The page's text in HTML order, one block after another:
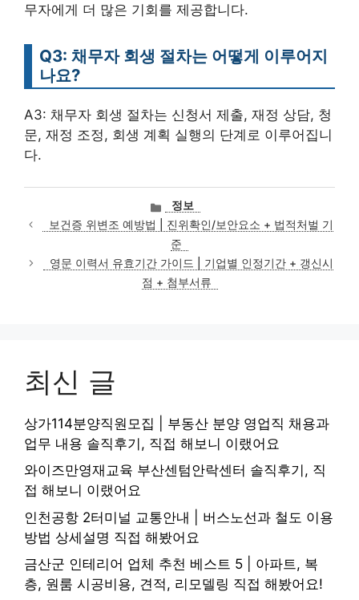
무자에게 더 많은 기회를 제공합니다.
Q3: 채무자 회생 절차는 어떻게 이루어지
나요?
A3: 채무자 회생 절차는 신청서 제출, 재정 상담, 청
문, 재정 조정, 회생 계획 실행의 단계로 이루어집니
다.
카
테
고
리
정보
보건증 위변조 예방법 | 진위확인/보안요소 + 법적처벌 기
준
영문 이력서 유효기간 가이드 | 기업별 인정기간 + 갱신시
점 + 첨부서류
최신 글
상가114분양직원모집 | 부동산 분양 영업직 채용과
업무 내용 솔직후기, 직접 해보니 이랬어요
와이즈만영재교육 부산센텀안락센터 솔직후기, 직
접 해보니 이랬어요
인천공항 2터미널 교통안내 | 버스노선과 철도 이용
방법 상세설명 직접 해봤어요
금산군 인테리어 업체 추천 베스트 5 | 아파트, 복
층, 원룸 시공비용, 견적, 리모델링 직접 해봤어요!